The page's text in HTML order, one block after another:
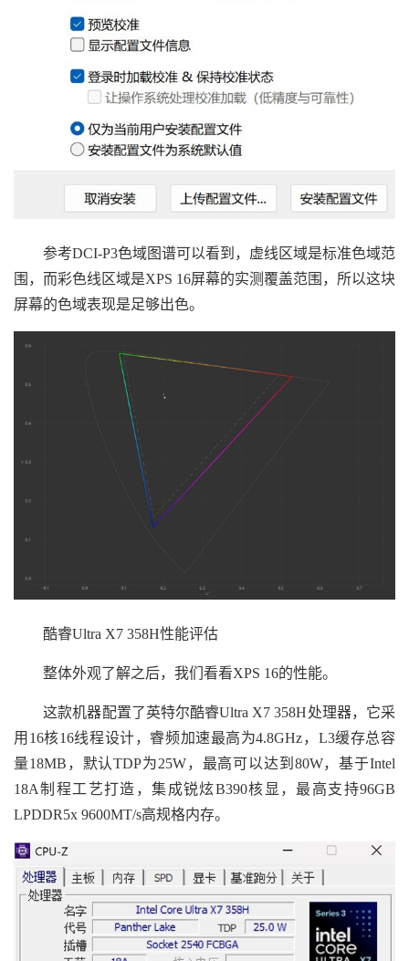
参考DCI-P3色域图谱可以看到，虚线区域是标准色域范
围，而彩色线区域是XPS 16屏幕的实测覆盖范围，所以这块
屏幕的色域表现是足够出色。
酷睿Ultra X7 358H性能评估
整体外观了解之后，我们看看XPS 16的性能。
这款机器配置了英特尔酷睿Ultra X7 358H处理器，它采
用16核16线程设计，睿频加速最高为4.8GHz，L3缓存总容
量18MB，默认TDP为25W，最高可以达到80W，基于Intel
18A制程工艺打造，集成锐炫B390核显，最高支持96GB
LPDDR5x 9600MT/s高规格内存。